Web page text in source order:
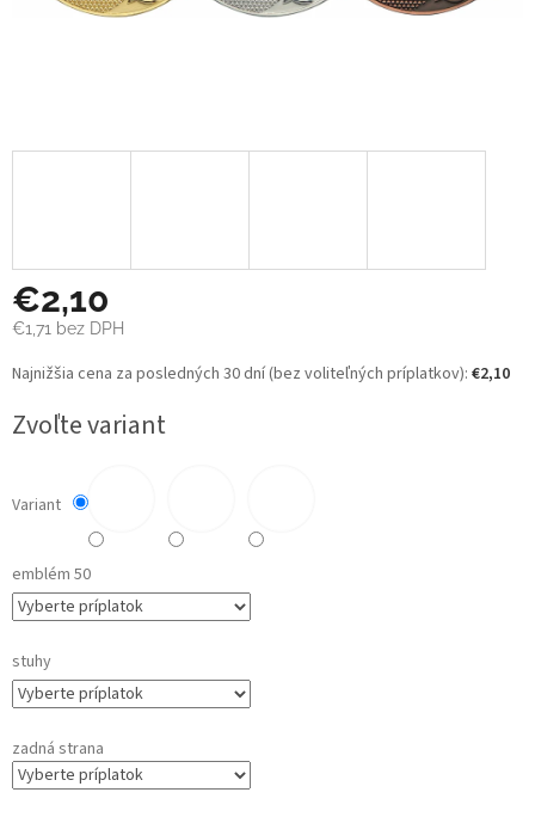
€2,10
€1,71 bez DPH
Jednotková
cena:
Najnižšia cena za posledných 30 dní (bez voliteľných príplatkov): €2,10
Zvoľte variant
Variant
emblém 50
stuhy
zadná strana